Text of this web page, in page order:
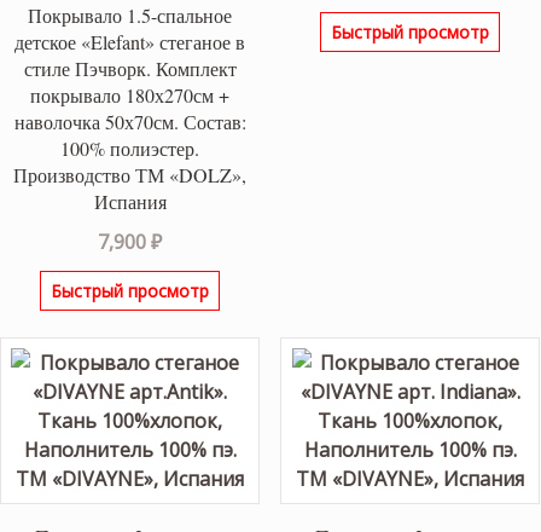
Покрывало 1.5-спальное
детское «Elefant» стеганое в
стиле Пэчворк. Комплект
покрывало 180х270см +
наволочка 50х70см. Состав:
100% полиэстер.
Производство ТМ «DOLZ»,
Испания
7,900₽
Быстрый просмотр
Быстрый просмотр